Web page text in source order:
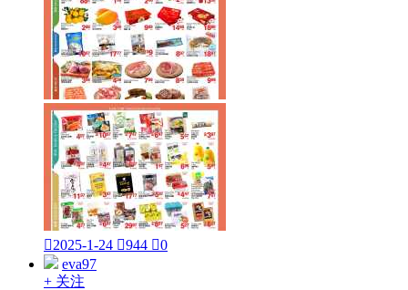
2025-1-24 944 0
eva97
+ 关注